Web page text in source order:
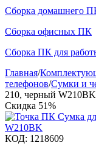
Сборка домашнего
Сборка офисных ПК
Сборка ПК для
Главная/
телефонов/Сумки и
210, черный W210BK
Скидка 51%
КОД: 1218609